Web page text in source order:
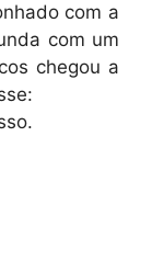
com a
com um
chegou a